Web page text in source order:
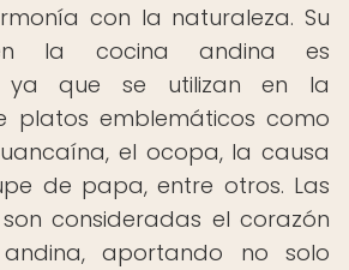
con la naturaleza. Su
la cocina andina es
ya que se utilizan en la
platos emblemáticos como
el ocopa, la causa
de papa, entre otros. Las
consideradas el corazón
aportando no solo